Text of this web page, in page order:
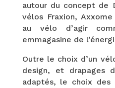
autour du concept de
vélos Fraxion,
au vélo d’agir
emmagasine de
Outre le choix d’un
design, et drapages
adaptés, le choix des